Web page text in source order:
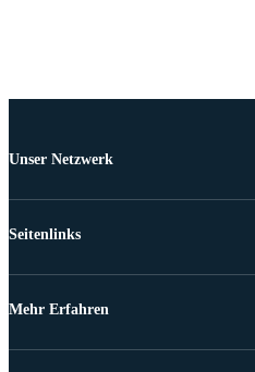
Unser Netzwerk
Seitenlinks
Mehr Erfahren